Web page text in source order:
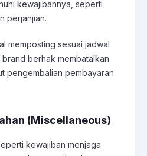
kewajibannya, seperti
perjanjian.
memposting sesuai jadwal
berhak membatalkan
pengembalian pembayaran
(Miscellaneous)
kewajiban menjaga